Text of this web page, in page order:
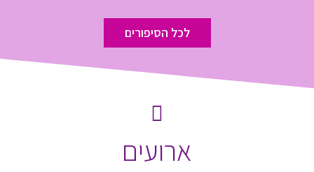
לכל הסיפורים
ארועים